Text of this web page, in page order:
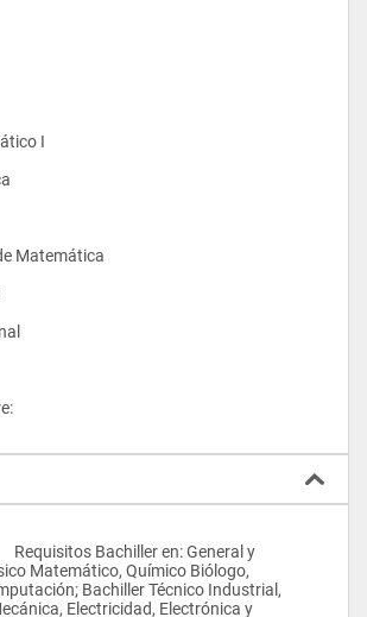
I
Matemática
II
Matemático, Químico Biólogo,
Bachiller Técnico Industrial,
Electricidad, Electrónica y